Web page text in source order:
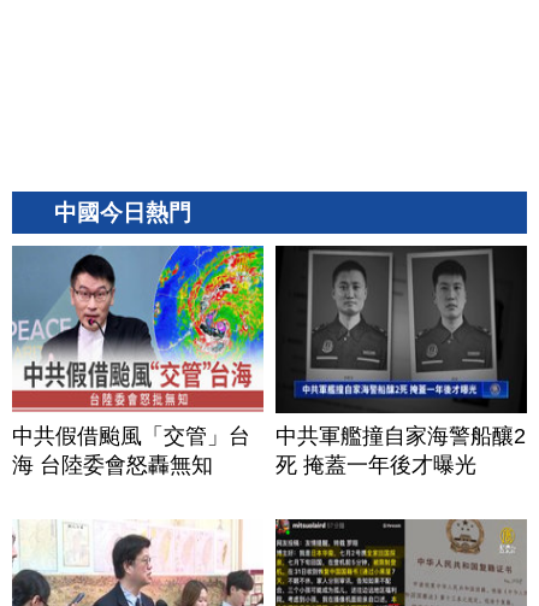
中國今日熱門
中共假借颱風「交管」台
海 台陸委會怒轟無知
中共軍艦撞自家海警船釀2
死 掩蓋一年後才曝光